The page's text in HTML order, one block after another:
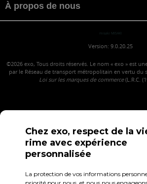
À propos de nous
misaki MISAKI
Version: 9.0.20.25
©2026 exo, Tous droits réservés. Le nom « exo » est
par le Réseau de transport métropolitain en vertu du
Loi sur les marques de commerce(L.R.C.
Confidentialité Conditions d'utilisation
Chez exo, respect de la
rime avec expérience
personnalisée
La protection de vos informations